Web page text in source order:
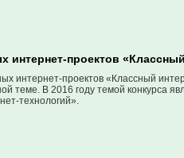
интернет-проектов
интернет-проектов «Классный
теме. В 2016 году темой конкурса
технологий».